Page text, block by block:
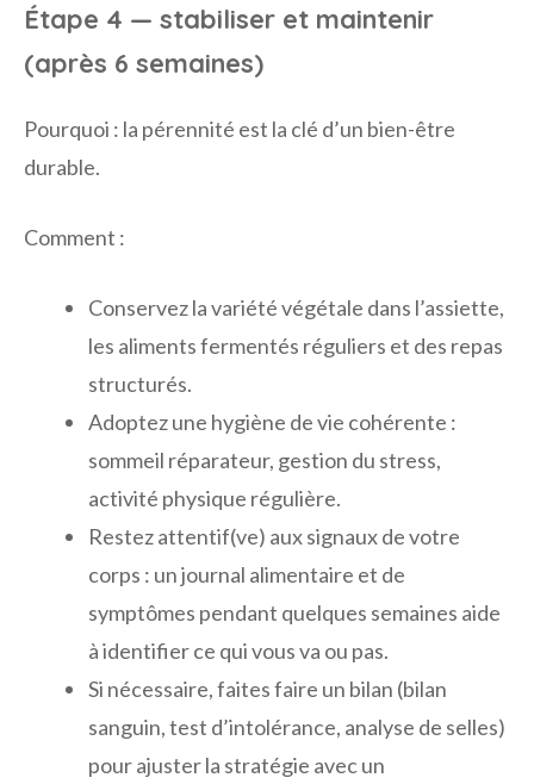
Étape 4 — stabiliser et maintenir
(après 6 semaines)
Pourquoi : la pérennité est la clé d’un bien-être
durable.
Comment :
Conservez la variété végétale dans l’assiette,
les aliments fermentés réguliers et des repas
structurés.
Adoptez une hygiène de vie cohérente :
sommeil réparateur, gestion du stress,
activité physique régulière.
Restez attentif(ve) aux signaux de votre
corps : un journal alimentaire et de
symptômes pendant quelques semaines aide
à identifier ce qui vous va ou pas.
Si nécessaire, faites faire un bilan (bilan
sanguin, test d’intolérance, analyse de selles)
pour ajuster la stratégie avec un